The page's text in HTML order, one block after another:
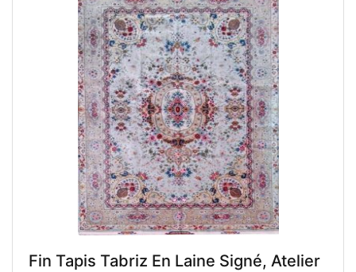
Fin Tapis Tabriz En Laine Signé, Atelier